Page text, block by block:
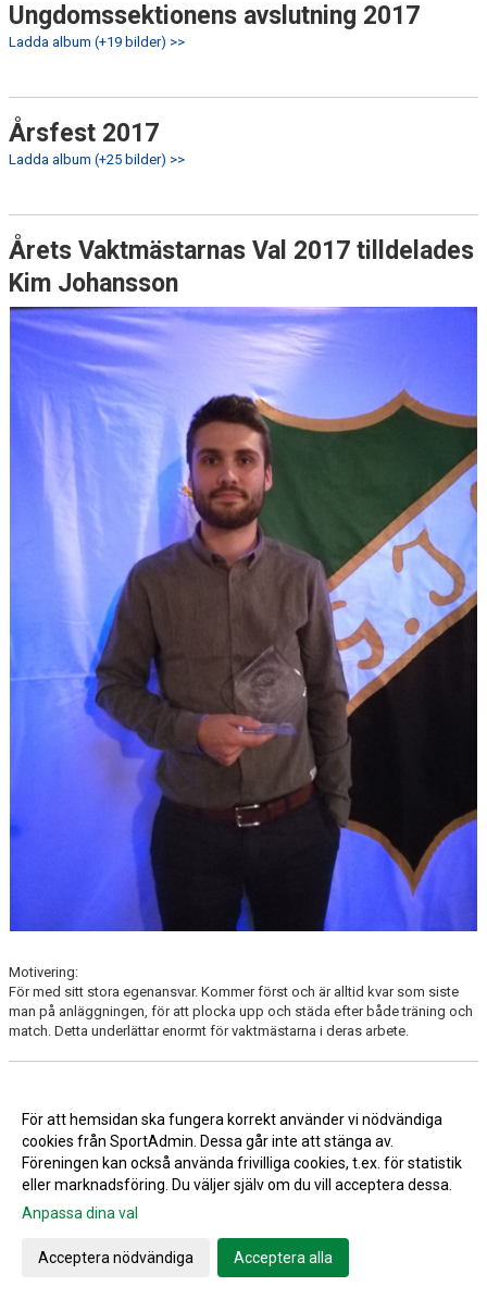
Ungdomssektionens avslutning 2017
Ladda album (+19 bilder) >>
Årsfest 2017
Ladda album (+25 bilder) >>
Årets Vaktmästarnas Val 2017 tilldelades
Kim Johansson
Motivering:
För med sitt stora egenansvar. Kommer först och är alltid kvar som siste
man på anläggningen, för att plocka upp och städa efter både träning och
match. Detta underlättar enormt för vaktmästarna i deras arbete.
Ladda album (+26 bilder) >>
Drive in Bio Lönsboda dagen 5/5
För att hemsidan ska fungera korrekt använder vi nödvändiga
cookies från SportAdmin. Dessa går inte att stänga av.
Föreningen kan också använda frivilliga cookies, t.ex. för statistik
eller marknadsföring. Du väljer själv om du vill acceptera dessa.
Anpassa dina val
Acceptera nödvändiga Acceptera alla